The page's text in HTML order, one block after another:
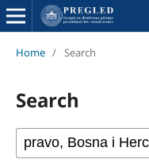
Home / Search
Search